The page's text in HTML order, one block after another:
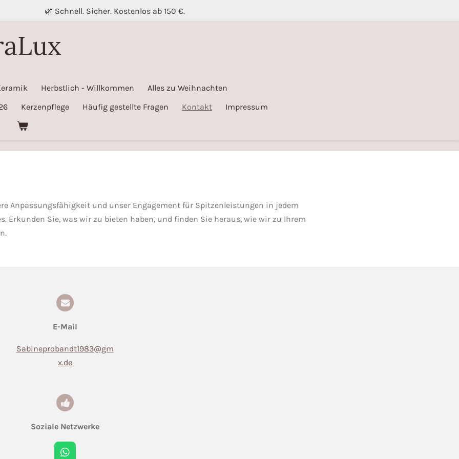
🌿 Schnell. Sicher. Kostenlos ab 150 €.
Herbstlich - Willkommen
Alles zu Weihnachten
Kerzenpflege Häufig gestellte Fragen Kontakt
Impressum
Anpassungsfähigkeit und unser Engagement für Spitzenleistungen in jedem
Erkunden Sie, was wir zu bieten haben, und finden Sie heraus, wie wir zu Ihrem
E-Mail
Sabineprobandt1983@gm
x.de
Soziale Netzwerke
W